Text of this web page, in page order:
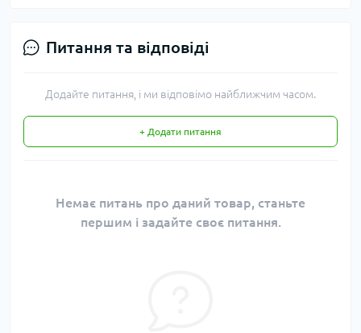
Питання та відповіді
Додайте питання, і ми відповімо найближчим часом.
+ Додати питання
Немає питань про даний товар, станьте
першим і задайте своє питання.